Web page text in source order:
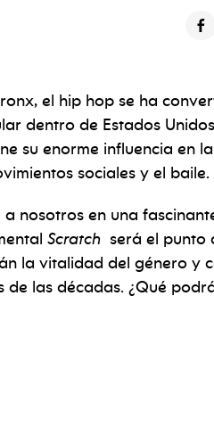
el hip hop se ha
dentro de Estados
su enorme influencia en la
sociales y el baile.
nosotros en una
Scratch será el punto
la vitalidad del género y
las décadas. ¿Qué